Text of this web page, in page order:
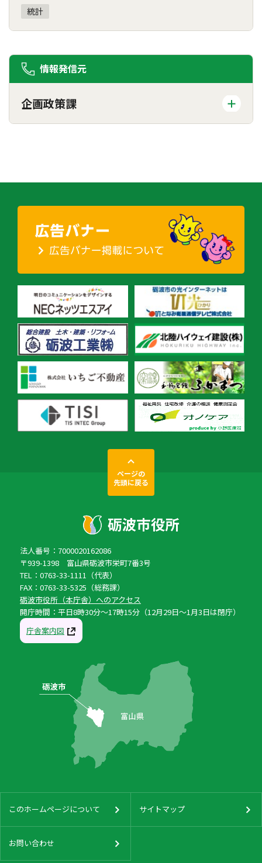
統計
情報発信元
企画政策課
ページの
先頭に戻る
法人番号：7000020162086
〒939-1398 富山県砺波市栄町7番3号
TEL：0763-33-1111（代表）
FAX：0763-33-5325（総務課）
砺波市役所（本庁舎）へのアクセス
開庁時間：平日8時30分〜17時15分（12月29日〜1月3日は閉庁）
庁舎案内図
このホームページについて サイトマップ
お問い合わせ